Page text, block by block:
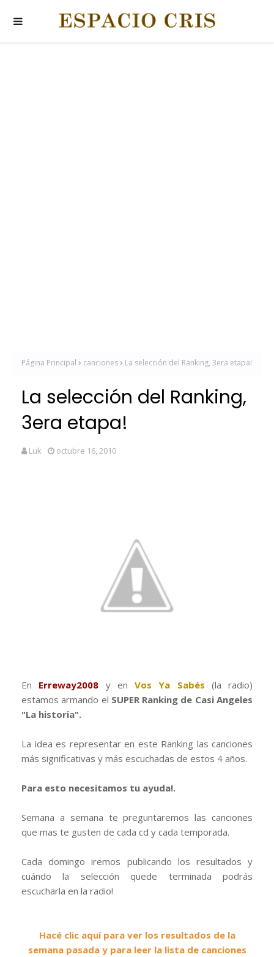
Página Principal canciones La selección del Ranking, 3era etapa!
La selección del Ranking,
3era etapa!
Luk octubre 16, 2010
En Erreway2008 y en Vos Ya Sabés (la radio)
estamos armando el SUPER Ranking de Casi Angeles
"La historia".
La idea es representar en este Ranking las canciones
más significativas y más escuchadas de estos 4 años.
Para esto necesitamos tu ayuda!.
Semana a semana te preguntaremos las canciones
que mas te gusten de cada cd y cada temporada.
Cada domingo iremos publicando los resultados y
cuándo la selección quede terminada podrás
escucharla en la radio!
Hacé clic aquí para ver los resultados de la
semana pasada y para leer la lista de canciones